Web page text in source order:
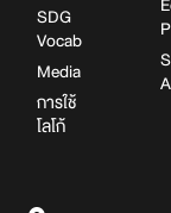
SDG
Vocab
Media
การใช้
โลโก้